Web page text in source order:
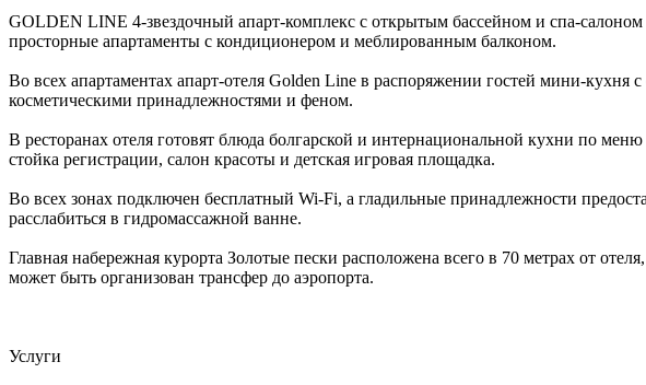
GOLDEN LINE 4-звездочный апарт-комплекс с открытым бассейном и спа-
просторные апартаменты с кондиционером и меблированным балконом.
Во всех апартаментах апарт-отеля Golden Line в распоряжении гостей мини-
косметическими принадлежностями и феном.
В ресторанах отеля готовят блюда болгарской и интернациональной кухни по
стойка регистрации, салон красоты и детская игровая площадка.
Во всех зонах подключен бесплатный Wi-Fi, а гладильные принадлежности
расслабиться в гидромассажной ванне.
Главная набережная курорта Золотые пески расположена всего в 70 метрах от
может быть организован трансфер до аэропорта.
Услуги